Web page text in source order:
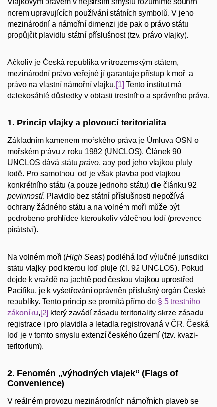
norem upravujících používání státních symbolů. V jeho
mezinárodní a námořní dimenzi jde pak o právo státu
propůjčit plavidlu státní příslušnost (tzv. právo vlajky).
Ačkoliv je Česká republika vnitrozemským státem,
mezinárodní právo veřejné jí garantuje přístup k moři a
právo na vlastní námořní vlajku.[1] Tento institut má
dalekosáhlé důsledky v oblasti trestního a správního práva.
1. Princip vlajky a plovoucí teritorialita
Základním kamenem mořského práva je Úmluva OSN o
mořském právu z roku 1982 (UNCLOS). Článek 90
UNCLOS dává státu právo, aby pod jeho vlajkou pluly
lodě. Pro samotnou loď je však plavba pod vlajkou
konkrétního státu (a pouze jednoho státu) dle článku 92
povinností. Plavidlo bez státní příslušnosti nepožívá
ochrany žádného státu a na volném moři může být
podrobeno prohlídce kteroukoliv válečnou lodí (prevence
pirátství).
Na volném moři (High Seas) podléhá loď výlučné jurisdikci
státu vlajky, pod kterou loď pluje (čl. 92 UNCLOS). Pokud
dojde k vraždě na jachtě pod českou vlajkou uprostřed
Pacifiku, je k vyšetřování oprávněn příslušný orgán České
republiky. Tento princip se promítá přímo do § 5 trestního
zákoníku,[2] který zavádí zásadu teritoriality skrze zásadu
registrace i pro plavidla a letadla registrovaná v ČR. Česká
loď je v tomto smyslu extenzí českého území (tzv. kvazi-
teritorium).
2. Fenomén „výhodných vlajek“ (Flags of
Convenience)
V reálném provozu mezinárodních námořních plaveb se